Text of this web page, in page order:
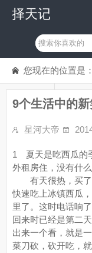
择天记
您现在的位置是：
9个生活中的
星河大帝
1 夏天是吃西瓜的
外租房住，没有什
有天很热，买了
快速吃上冰镇西瓜
里了。这时电话响
回来时已经是第二
出来一个看，就是
菜刀砍，砍开吃，